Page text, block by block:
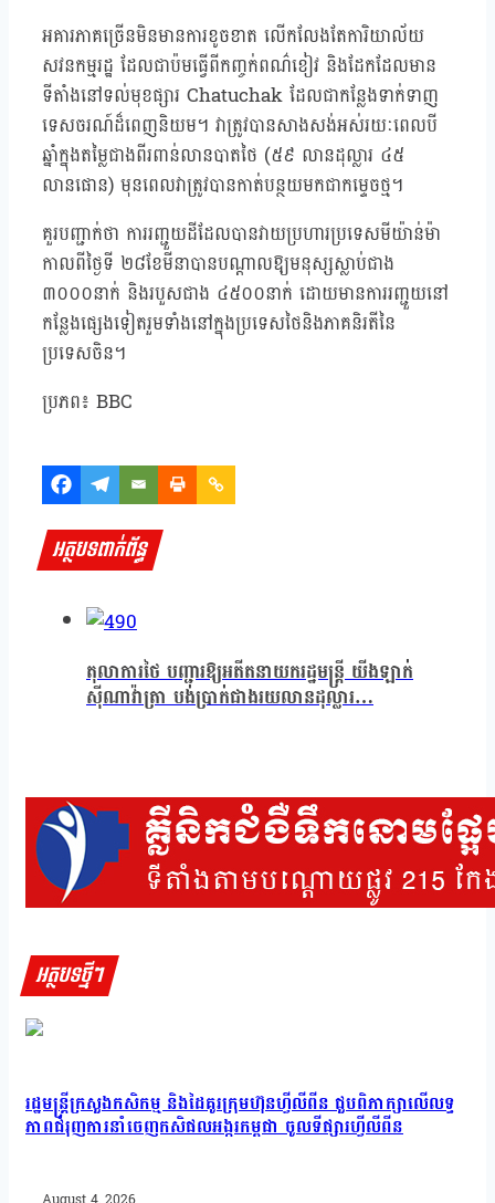
អគារភាគច្រើនមិនមានការខូចខាត លើកលែងតែការិយាល័យ
សវនកម្មរដ្ឋ ដែលជាប៉មធ្វើពីកញ្ចក់ពណ៌ខៀវ និងដែកដែលមាន
ទីតាំងនៅទល់មុខផ្សារ Chatuchak ដែលជាកន្លែងទាក់ទាញ
ទេសចរណ៍ដ៏ពេញនិយម។ វាត្រូវបានសាងសង់អស់រយៈពេលបី
ឆ្នាំក្នុងតម្លៃជាងពីរពាន់លានបាតថៃ (៥៩ លានដុល្លារ ៤៥
លានផោន) មុនពេលវាត្រូវបានកាត់បន្ថយមកជាកម្ទេចថ្ម។
គួរបញ្ជាក់ថា ការរញ្ជួយដីដែលបានវាយប្រហារប្រទេសមីយ៉ាន់ម៉ា
កាលពីថ្ងៃទី ២៨ខែមីនាបានបណ្តាលឱ្យមនុស្សស្លាប់ជាង
៣០០០នាក់ និងរបួសជាង ៤៥០០នាក់ ដោយមានការរញ្ជួយនៅ
កន្លែងផ្សេងទៀតរួមទាំងនៅក្នុងប្រទេសថៃនិងភាគនិរតីនៃ
ប្រទេសចិន។
ប្រភព៖ BBC
អត្ថបទពាក់ព័ន្ធ
តុលាការថៃ បញ្ជារឱ្យអតីតនាយករដ្ឋមន្ត្រី យីងឡាក់
ស៊ីណាវ៉ាត្រា បង់ប្រាក់ជាងរយលានដុល្លារ…
អត្ថបទថ្មីៗ
រដ្ឋមន្រ្តីក្រសួងកសិកម្ម និងដៃគូរក្រុមហ៊ុនហ្វីលីពីន ជួបពិភាក្សាលើលទ្ធ
ភាពជំរុញការនាំចេញកសិផលអង្ករកម្ពុជា ចូលទីផ្សារហ្វីលីពីន